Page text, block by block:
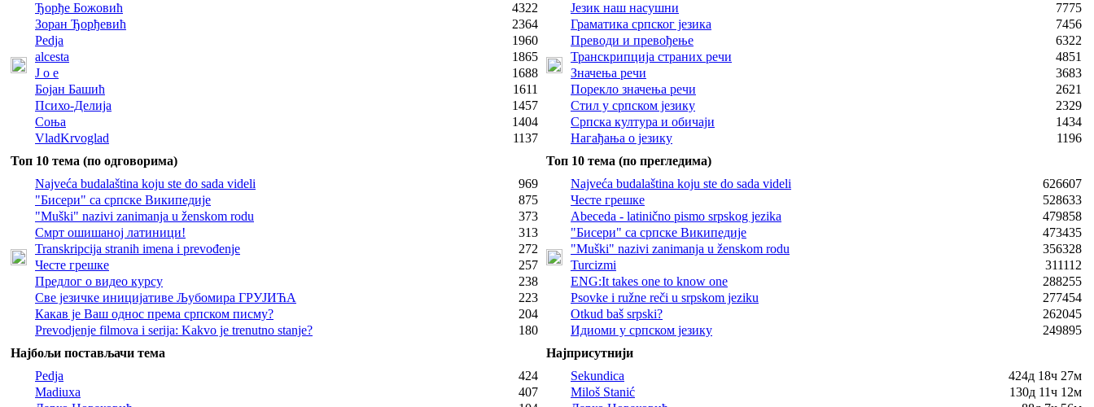
Ђорђе Божовић
4322
Зоран Ђорђевић
2364
Pedja
1960
alcesta
1865
J o e
1688
Бојан Башић
1611
Психо-Делија
1457
Соња
1404
VladKrvoglad
1137
Језик наш насушни
7775
Граматика српског језика
7456
Преводи и превођење
6322
Транскрипција страних речи
4851
Значења речи
3683
Порекло значења речи
2621
Стил у српском језику
2329
Српска култура и обичаји
1434
Нагађања о језику
1196
Топ 10 тема (по одговорима)
Топ 10 тема (по прегледима)
Najveća budalaština koju ste do sada videli
969
"Бисери" са српске Википедије
875
"Muški" nazivi zanimanja u ženskom rodu
373
Смрт ошишаној латиници!
313
Transkripcija stranih imena i prevođenje
272
Честе грешке
257
Предлог о видео курсу
238
Све језичке иницијативе Љубомира ГРУЈИЋА
223
Какав је Ваш однос према српском писму?
204
Prevodjenje filmova i serija: Kakvo je trenutno stanje?
180
Najveća budalaština koju ste do sada videli
626607
Честе грешке
528633
Abeceda - latinično pismo srpskog jezika
479858
"Бисери" са српске Википедије
473435
"Muški" nazivi zanimanja u ženskom rodu
356328
Turcizmi
311112
ENG:It takes one to know one
288255
Psovke i ružne reči u srpskom jeziku
277454
Otkud baš srpski?
262045
Идиоми у српском језику
249895
Најбољи постављачи тема
Најприсутнији
Pedja
424
Madiuxa
407
Sekundica
424д 18ч 27м
Miloš Stanić
130д 11ч 12м